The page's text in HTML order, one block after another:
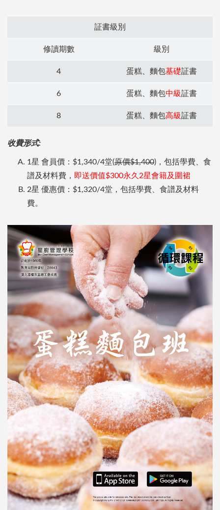
証書級別
修讀期數 級別
4 蛋糕、麵包基礎証書
6 蛋糕、麵包中級証書
8 蛋糕、麵包高級証書
收費形式:
1星 會員價：$1,340/4堂(原價$1,400)，包括學費、食
譜及材料費， 即送價值$300永久2星會籍及圍裙
2星 優惠價：$1,320/4堂，包括學費、食譜及材料
費。